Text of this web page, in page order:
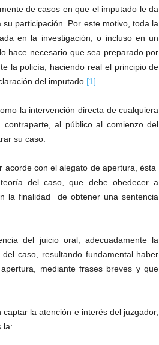
de casos en que el imputado le da
participación. Por este motivo, toda la
en la investigación, o incluso en un
hace necesario que sea preparado por
la policía, haciendo real el principio de
del imputado. [1]
la intervención directa de cualquiera
al público al comienzo del
su caso.
con el alegato de apertura, ésta
del caso, que debe obedecer a
la finalidad de obtener una sentencia
del juicio oral, adecuadamente la
del caso, resultando fundamental haber
mediante frases breves y que
la atención e interés del juzgador,
la: